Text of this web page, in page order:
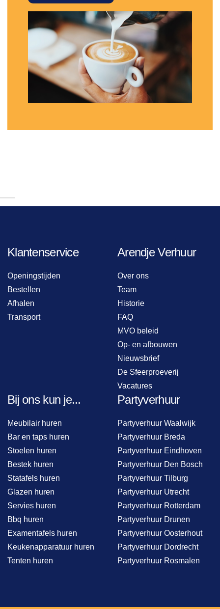
Klantenservice
Openingstijden
Bestellen
Afhalen
Transport
Arendje Verhuur
Over ons
Team
Historie
FAQ
MVO beleid
Op- en afbouwen
Nieuwsbrief
De Sfeerproeverij
Vacatures
Bij ons kun je...
Meubilair huren
Bar en taps huren
Stoelen huren
Bestek huren
Statafels huren
Glazen huren
Servies huren
Bbq huren
Examentafels huren
Keukenapparatuur huren
Tenten huren
Partyverhuur
Partyverhuur Waalwijk
Partyverhuur Breda
Partyverhuur Eindhoven
Partyverhuur Den Bosch
Partyverhuur Tilburg
Partyverhuur Utrecht
Partyverhuur Rotterdam
Partyverhuur Drunen
Partyverhuur Oosterhout
Partyverhuur Dordrecht
Partyverhuur Rosmalen